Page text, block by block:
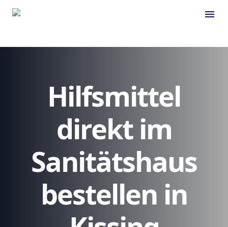
menu
Hilfsmittel
direkt im
Sanitätshaus
bestellen in